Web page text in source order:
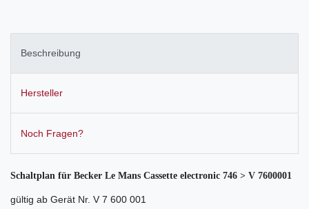
Beschreibung
Hersteller
Noch Fragen?
Schaltplan für Becker Le Mans Cassette electronic 746 > V 7600001
gültig ab Gerät Nr. V 7 600 001